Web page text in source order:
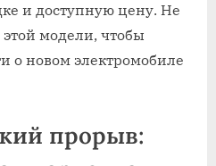
и доступную цену. Не
модели, чтобы
о новом электромобиле
прорыв: